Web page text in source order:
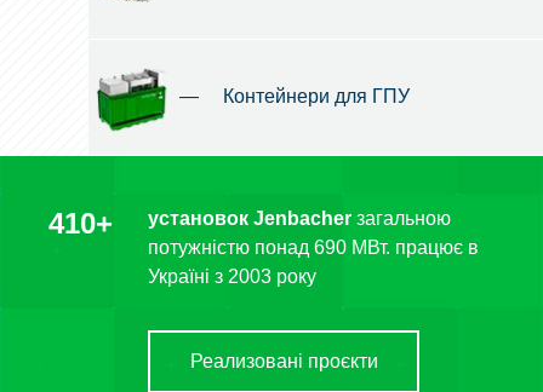
— Контейнери для ГПУ
410+ установок Jenbacher загальною
потужністю понад 690 МВт. працює в
Україні з 2003 року
Реализовані проєкти